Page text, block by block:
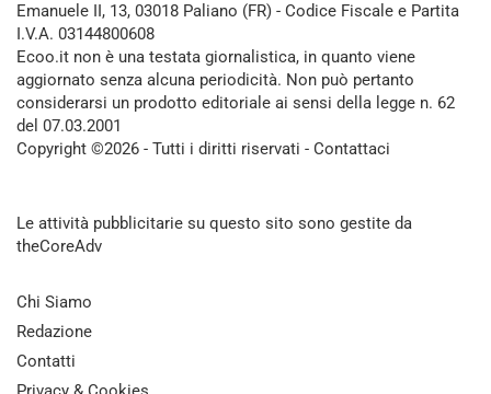
Emanuele II, 13, 03018 Paliano (FR) - Codice Fiscale e Partita
I.V.A. 03144800608
Ecoo.it non è una testata giornalistica, in quanto viene
aggiornato senza alcuna periodicità. Non può pertanto
considerarsi un prodotto editoriale ai sensi della legge n. 62
del 07.03.2001
Copyright ©2026 - Tutti i diritti riservati - Contattaci
Le attività pubblicitarie su questo sito sono gestite da
theCoreAdv
Chi Siamo
Redazione
Contatti